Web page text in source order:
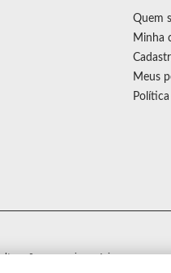
Quem
Minha
Meus
sem aviso prévio.